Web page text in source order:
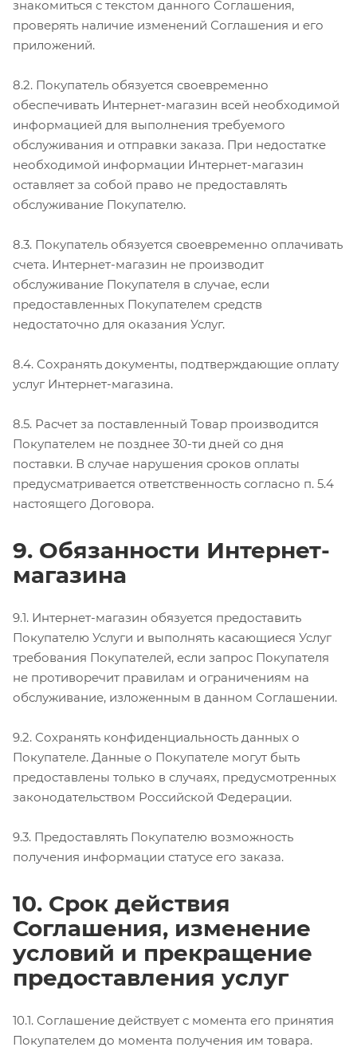
знакомиться с текстом данного Соглашения,
проверять наличие изменений Соглашения и его
приложений.
8.2. Покупатель обязуется своевременно
обеспечивать Интернет-магазин всей необходимой
информацией для выполнения требуемого
обслуживания и отправки заказа. При недостатке
необходимой информации Интернет-магазин
оставляет за собой право не предоставлять
обслуживание Покупателю.
8.3. Покупатель обязуется своевременно оплачивать
счета. Интернет-магазин не производит
обслуживание Покупателя в случае, если
предоставленных Покупателем средств
недостаточно для оказания Услуг.
8.4. Сохранять документы, подтверждающие оплату
услуг Интернет-магазина.
8.5. Расчет за поставленный Товар производится
Покупателем не позднее 30-ти дней со дня
поставки. В случае нарушения сроков оплаты
предусматривается ответственность согласно п. 5.4
настоящего Договора.
9. Обязанности Интернет-
магазина
9.1. Интернет-магазин обязуется предоставить
Покупателю Услуги и выполнять касающиеся Услуг
требования Покупателей, если запрос Покупателя
не противоречит правилам и ограничениям на
обслуживание, изложенным в данном Соглашении.
9.2. Сохранять конфиденциальность данных о
Покупателе. Данные о Покупателе могут быть
предоставлены только в случаях, предусмотренных
законодательством Российской Федерации.
9.3. Предоставлять Покупателю возможность
получения информации статусе его заказа.
10. Срок действия
Соглашения, изменение
условий и прекращение
предоставления услуг
10.1. Соглашение действует с момента его принятия
Покупателем до момента получения им товара.